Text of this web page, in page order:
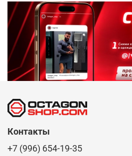
Контакты
+7 (996) 654-19-35